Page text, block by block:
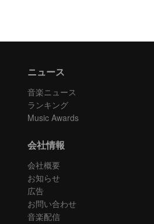
ニュース
音楽ニュース
ランキング
Music Awards
会社情報
会社概要
お知らせ
広告
お問い合わせ
音楽配信